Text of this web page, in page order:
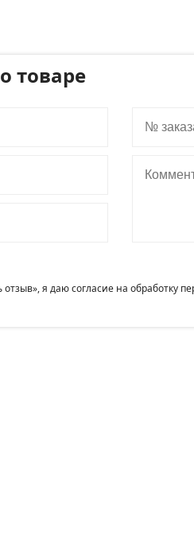
товаре
я даю согласие на обработку